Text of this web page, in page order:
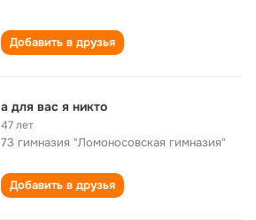
Добавить в друзья
а для вас я никто
47 лет
73 гимназия "Ломоносовская гимназия"
Добавить в друзья